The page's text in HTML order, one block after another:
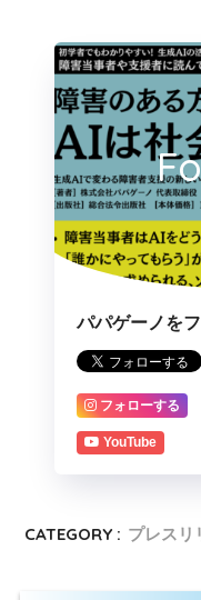
パパゲーノを
フォローする
YouTube
CATEGORY : プレスリ